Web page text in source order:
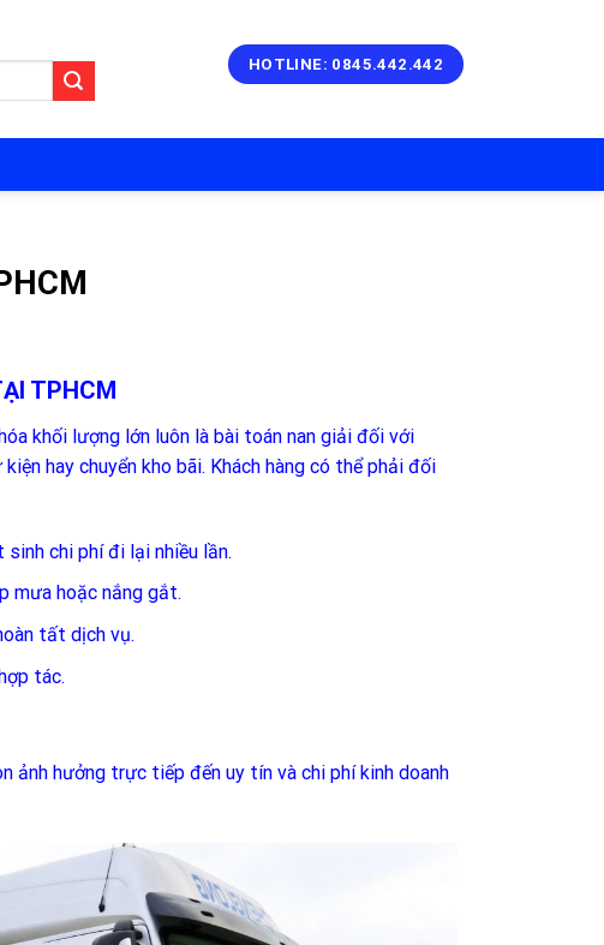
HOTLINE: 0845.442.442
TPHCM
khối lượng lớn luôn là bài toán nan giải đối với
hay chuyển kho bãi. Khách hàng có thể phải đối
sinh chi phí đi lại nhiều lần.
mưa hoặc nắng gắt.
tất dịch vụ.
tác.
ảnh hưởng trực tiếp đến uy tín và chi phí kinh doanh